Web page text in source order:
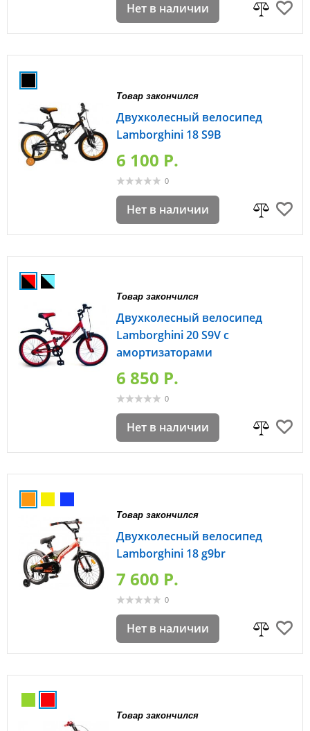
Нет в наличии
Товар закончился
Двухколесный велосипед
Lamborghini 18 S9B
6 100 P.
0
Нет в наличии
Товар закончился
Двухколесный велосипед
Lamborghini 20 S9V с
амортизаторами
6 850 P.
0
Нет в наличии
Товар закончился
Двухколесный велосипед
Lamborghini 18 g9br
7 600 P.
0
Нет в наличии
Товар закончился